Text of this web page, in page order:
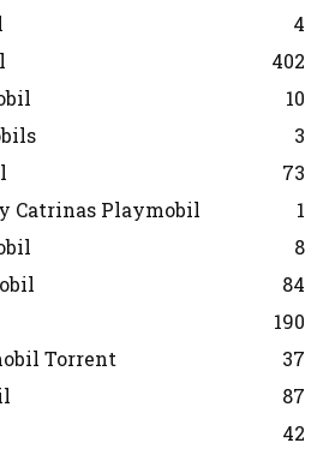
4
402
10
3
73
Catrinas Playmobil
1
8
84
190
Torrent
37
87
42